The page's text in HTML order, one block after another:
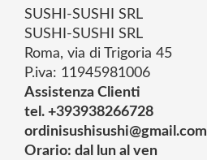
SUSHI-SUSHI SRL
SUSHI-SUSHI SRL
Roma, via di Trigoria 45
P.iva: 11945981006
Assistenza Clienti
tel. +393938266728
ordinisushisushi@gmail.com
Orario: dal lun al ven